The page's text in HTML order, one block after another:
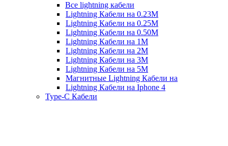
Все lightning кабели
Lightning Кабели на 0.23М
Lightning Кабели на 0.25М
Lightning Кабели на 0.50М
Lightning Кабели на 1М
Lightning Кабели на 2М
Lightning Кабели на 3М
Lightning Кабели на 5М
Магнитные Lightning Кабели на
Lightning Кабели на Iphone 4
Type-C Кабели